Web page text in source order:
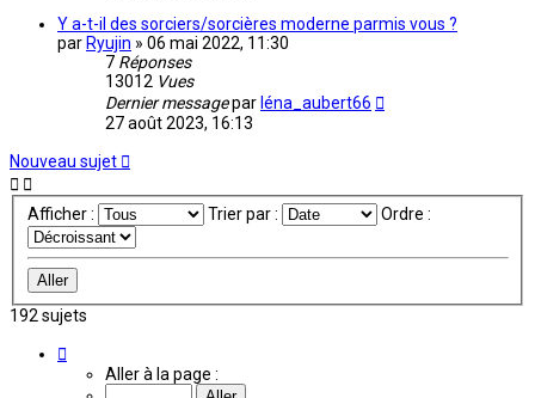
Y a-t-il des sorciers/sorcières moderne parmis vous ?
par Ryujin » 06 mai 2022, 11:30
7 Réponses
13012 Vues
Dernier messagepar léna_aubert66
27 août 2023, 16:13
Nouveau sujet
Afficher : Trier par : Ordre :
192 sujets
Aller à la page :